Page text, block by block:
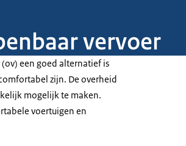
vervoer
een goed alternatief is
zijn. De overheid
mogelijk te maken.
voertuigen en